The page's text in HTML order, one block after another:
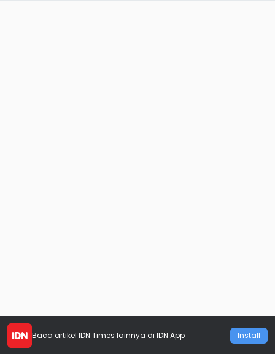
Baca artikel IDN Times lainnya di IDN App Install